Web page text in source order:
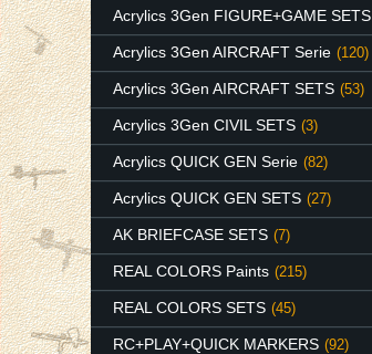
Acrylics 3Gen FIGURE+GAME SETS
Acrylics 3Gen AIRCRAFT Serie (120)
Acrylics 3Gen AIRCRAFT SETS (53)
Acrylics 3Gen CIVIL SETS (3)
Acrylics QUICK GEN Serie (82)
Acrylics QUICK GEN SETS (27)
AK BRIEFCASE SETS (7)
REAL COLORS Paints (215)
REAL COLORS SETS (45)
RC+PLAY+QUICK MARKERS (92)